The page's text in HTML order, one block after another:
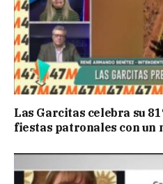
Las Garcitas celebra su
fiestas patronales con